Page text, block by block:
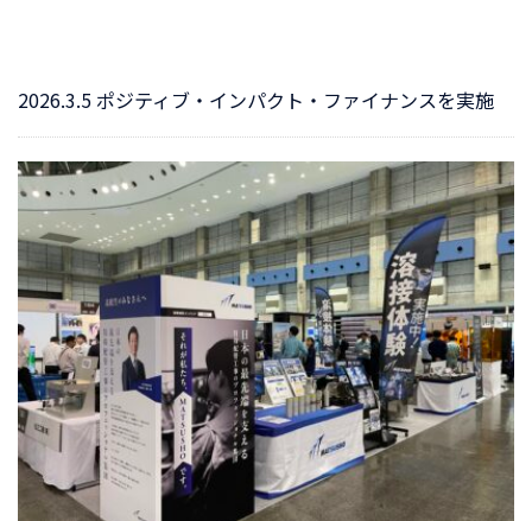
2026.3.5 ポジティブ・インパクト・ファイナンスを実施